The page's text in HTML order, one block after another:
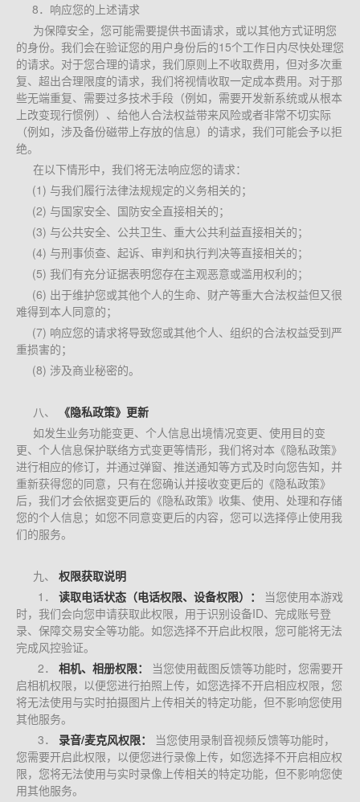
8．响应您的上述请求
为保障安全，您可能需要提供书面请求，或以其他方式证明您
的身份。我们会在验证您的用户身份后的15个工作日内尽快处理您
的请求。对于您合理的请求，我们原则上不收取费用，但对多次重
复、超出合理限度的请求，我们将视情收取一定成本费用。对于那
些无端重复、需要过多技术手段（例如，需要开发新系统或从根本
上改变现行惯例）、给他人合法权益带来风险或者非常不切实际
（例如，涉及备份磁带上存放的信息）的请求，我们可能会予以拒
绝。
在以下情形中，我们将无法响应您的请求：
(1) 与我们履行法律法规规定的义务相关的；
(2) 与国家安全、国防安全直接相关的；
(3) 与公共安全、公共卫生、重大公共利益直接相关的；
(4) 与刑事侦查、起诉、审判和执行判决等直接相关的；
(5) 我们有充分证据表明您存在主观恶意或滥用权利的；
(6) 出于维护您或其他个人的生命、财产等重大合法权益但又很
难得到本人同意的；
(7) 响应您的请求将导致您或其他个人、组织的合法权益受到严
重损害的；
(8) 涉及商业秘密的。
八、
《隐私政策》更新
如发生业务功能变更、个人信息出境情况变更、使用目的变
更、个人信息保护联络方式变更等情形，我们将对本《隐私政策》
进行相应的修订，并通过弹窗、推送通知等方式及时向您告知，并
重新获得您的同意，只有在您确认并接收变更后的《隐私政策》
后，我们才会依据变更后的《隐私政策》收集、使用、处理和存储
您的个人信息；如您不同意变更后的内容，您可以选择停止使用我
们的服务。
九、
权限获取说明
1．
读取电话状态（电话权限、设备权限）：
当您使用本游戏
时，我们会向您申请获取此权限，用于识别设备ID、完成账号登
录、保障交易安全等功能。如您选择不开启此权限，您可能将无法
完成风控验证。
2．
相机、相册权限：
当您使用截图反馈等功能时，您需要开
启相机权限，以便您进行拍照上传，如您选择不开启相应权限，您
将无法使用与实时拍摄图片上传相关的特定功能，但不影响您使用
其他服务。
3．
录音/麦克风权限：
当您使用录制音视频反馈等功能时，
您需要开启此权限，以便您进行录像上传，如您选择不开启相应权
限，您将无法使用与实时录像上传相关的特定功能，但不影响您使
用其他服务。